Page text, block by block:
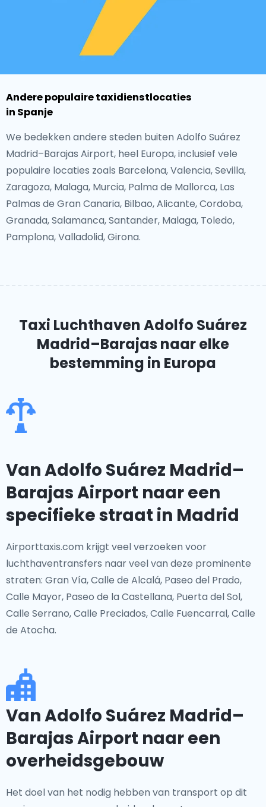
Andere populaire taxidienstlocaties
in Spanje
We bedekken andere steden buiten Adolfo Suárez
Madrid–Barajas Airport, heel Europa, inclusief vele
populaire locaties zoals Barcelona, Valencia, Sevilla,
Zaragoza, Malaga, Murcia, Palma de Mallorca, Las
Palmas de Gran Canaria, Bilbao, Alicante, Cordoba,
Granada, Salamanca, Santander, Malaga, Toledo,
Pamplona, Valladolid, Girona.
Taxi Luchthaven Adolfo Suárez
Madrid–Barajas naar elke
bestemming in Europa
Van Adolfo Suárez Madrid–
Barajas Airport naar een
specifieke straat in Madrid
Airporttaxis.com krijgt veel verzoeken voor
luchthaventransfers naar veel van deze prominente
straten: Gran Vía, Calle de Alcalá, Paseo del Prado,
Calle Mayor, Paseo de la Castellana, Puerta del Sol,
Calle Serrano, Calle Preciados, Calle Fuencarral, Calle
de Atocha.
Van Adolfo Suárez Madrid–
Barajas Airport naar een
overheidsgebouw
Het doel van het nodig hebben van transport op dit